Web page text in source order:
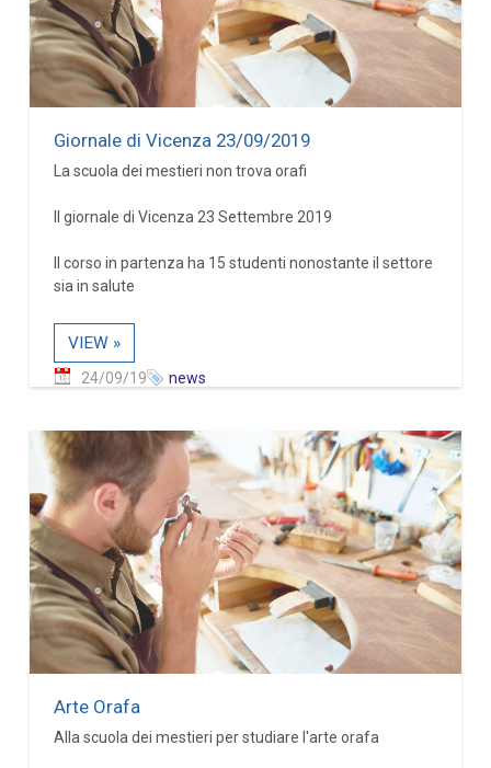
Giornale di Vicenza 23/09/2019
La scuola dei mestieri non trova orafi
Il giornale di Vicenza 23 Settembre 2019
Il corso in partenza ha 15 studenti nonostante il settore
sia in salute
VIEW »
24/09/19 news
Arte Orafa
Alla scuola dei mestieri per studiare l'arte orafa